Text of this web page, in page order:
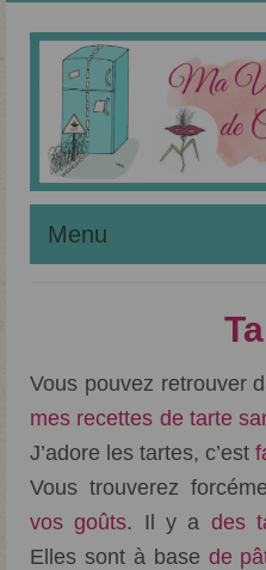
Menu
Régime Sans Gluten
Liste des Recettes
Apprendre à Pâtisser
Débuter Sans Gluten
Vous pouvez retrouver
mes recettes de tarte
J’adore les tartes, c’est
Vous trouverez
vos goûts. Il y a des
Elles sont à base de